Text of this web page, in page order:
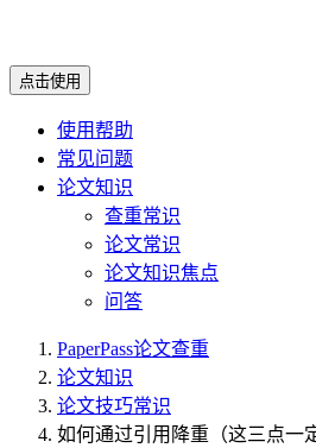
点击使用
使用帮助
常见问题
论文知识
查重常识
论文常识
论文知识焦点
问答
PaperPass论文查重
论文知识
论文技巧常识
如何通过引用降重（这三点一